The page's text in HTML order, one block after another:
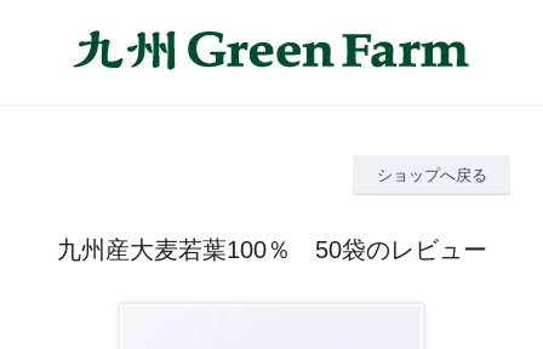
ショップへ戻る
九州産大麦若葉100％ 50袋のレビュー